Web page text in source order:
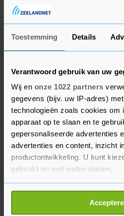
Toestemming Details
Verantwoord gebruik van uw
Wij en onze 1022 partners
gegevens (bijv. uw IP-adres)
technologieën zoals cookies om
apparaat op te slaan en te
gepersonaliseerde advertenties
advertenties en content, inzicht
productontwikkeling. U kunt
gebruikt en met welke doelen.
Als u het toestaat, willen we ook
Informatie verzamelen
5 aug. '26
Poecilia
N.o.t.k.
29 jul. '26
Schoenen
€ 75,-
Deel deze lijst met